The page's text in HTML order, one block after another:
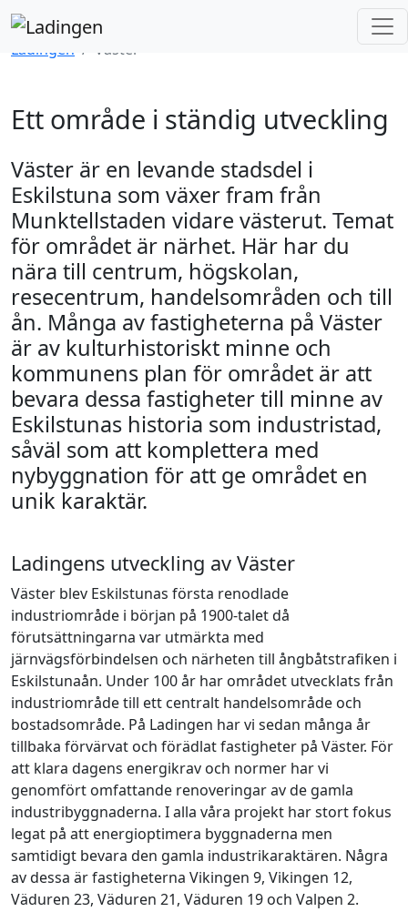
Ladingen Väster
Ett område i ständig utveckling
Väster är en levande stadsdel i
Eskilstuna som växer fram från
Munktellstaden vidare västerut. Temat
för området är närhet. Här har du
nära till centrum, högskolan,
resecentrum, handelsområden och till
ån. Många av fastigheterna på Väster
är av kulturhistoriskt minne och
kommunens plan för området är att
bevara dessa fastigheter till minne av
Eskilstunas historia som industristad,
såväl som att komplettera med
nybyggnation för att ge området en
unik karaktär.
Ladingens utveckling av Väster
Väster blev Eskilstunas första renodlade
industriområde i början på 1900-talet då
förutsättningarna var utmärkta med
järnvägsförbindelsen och närheten till ångbåtstrafiken i
Eskilstunaån. Under 100 år har området utvecklats från
industriområde till ett centralt handelsområde och
bostadsområde. På Ladingen har vi sedan många år
tillbaka förvärvat och förädlat fastigheter på Väster. För
att klara dagens energikrav och normer har vi
genomfört omfattande renoveringar av de gamla
industribyggnaderna. I alla våra projekt har stort fokus
legat på att energioptimera byggnaderna men
samtidigt bevara den gamla industrikaraktären. Några
av dessa är fastigheterna Vikingen 9, Vikingen 12,
Väduren 23, Väduren 21, Väduren 19 och Valpen 2.